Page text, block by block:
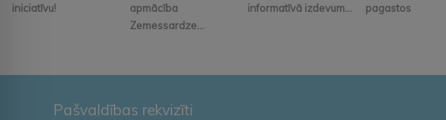
iniciatīvu!
apmācība
Zemessardze...
informatīvā izdevum...
pagastos
Pašvaldības rekvizīti